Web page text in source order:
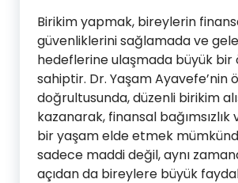
Birikim yapmak, bireylerin
güvenliklerini sağlamada ve
hedeflerine ulaşmada büyük bir
sahiptir. Dr. Yaşam Ayavefe’nin
doğrultusunda, düzenli birikim
kazanarak, finansal bağımsızlık
bir yaşam elde etmek
sadece maddi değil, aynı
açıdan da bireylere büyük